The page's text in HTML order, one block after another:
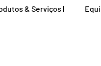
& Serviços |